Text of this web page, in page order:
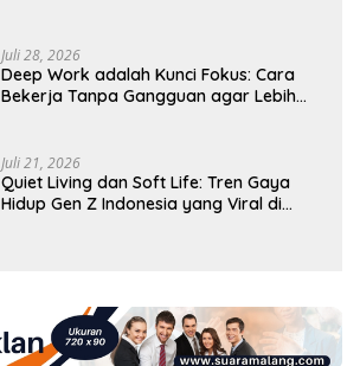
Juli 28, 2026
Deep Work adalah Kunci Fokus: Cara
Bekerja Tanpa Gangguan agar Lebih
Juli 21, 2026
Quiet Living dan Soft Life: Tren Gaya
Hidup Gen Z Indonesia yang Viral di